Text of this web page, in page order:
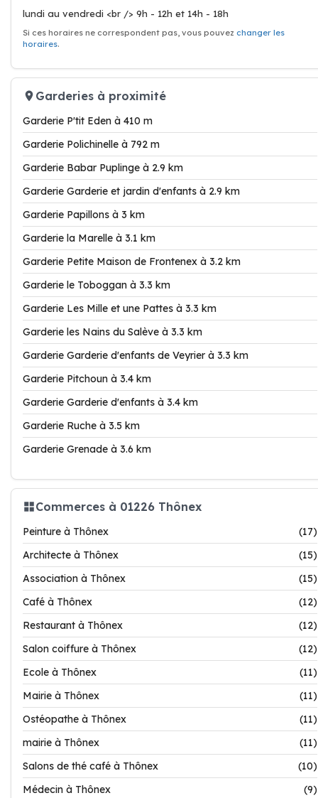
lundi au vendredi <br /> 9h - 12h et 14h - 18h
Si ces horaires ne correspondent pas, vous pouvez changer les
horaires.
Garderies à proximité
Garderie P'tit Eden à 410 m
Garderie Polichinelle à 792 m
Garderie Babar Puplinge à 2.9 km
Garderie Garderie et jardin d'enfants à 2.9 km
Garderie Papillons à 3 km
Garderie la Marelle à 3.1 km
Garderie Petite Maison de Frontenex à 3.2 km
Garderie le Toboggan à 3.3 km
Garderie Les Mille et une Pattes à 3.3 km
Garderie les Nains du Salève à 3.3 km
Garderie Garderie d'enfants de Veyrier à 3.3 km
Garderie Pitchoun à 3.4 km
Garderie Garderie d'enfants à 3.4 km
Garderie Ruche à 3.5 km
Garderie Grenade à 3.6 km
Commerces à 01226 Thônex
Peinture à Thônex
(17)
Architecte à Thônex
(15)
Association à Thônex
(15)
Café à Thônex
(12)
Restaurant à Thônex
(12)
Salon coiffure à Thônex
(12)
Ecole à Thônex
(11)
Mairie à Thônex
(11)
Ostéopathe à Thônex
(11)
mairie à Thônex
(11)
Salons de thé café à Thônex
(10)
Médecin à Thônex
(9)